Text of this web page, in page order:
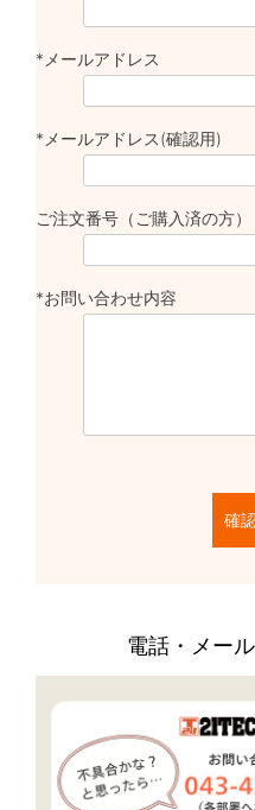
*メールアドレス
*メールアドレス(確認用)
ご注文番号（ご購入済の方）
*お問い合わせ内容
電話・メー